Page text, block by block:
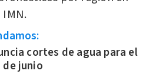
IMN.
cortes de agua para el
junio